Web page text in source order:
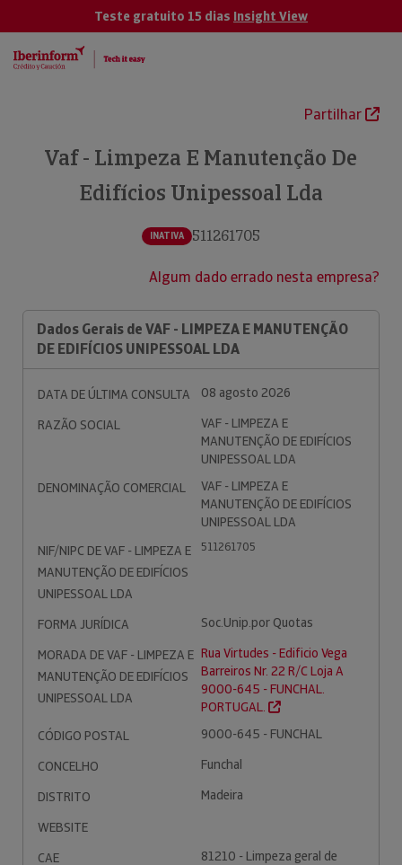
Teste gratuito 15 dias Insight View
Partilhar
Vaf - Limpeza E Manutenção De
Edifícios Unipessoal Lda
INATIVA 511261705
Algum dado errado nesta empresa?
Dados Gerais de VAF - LIMPEZA E MANUTENÇÃO
DE EDIFÍCIOS UNIPESSOAL LDA
DATA DE ÚLTIMA CONSULTA
08 agosto 2026
RAZÃO SOCIAL
VAF - LIMPEZA E
MANUTENÇÃO DE EDIFÍCIOS
UNIPESSOAL LDA
DENOMINAÇÃO COMERCIAL
VAF - LIMPEZA E
MANUTENÇÃO DE EDIFÍCIOS
UNIPESSOAL LDA
NIF/NIPC DE VAF - LIMPEZA E
MANUTENÇÃO DE EDIFÍCIOS
UNIPESSOAL LDA
511261705
FORMA JURÍDICA
Soc.Unip.por Quotas
MORADA DE VAF - LIMPEZA E
MANUTENÇÃO DE EDIFÍCIOS
UNIPESSOAL LDA
Rua Virtudes - Edificio Vega
Barreiros Nr. 22 R/C Loja A
9000-645 - FUNCHAL.
PORTUGAL.
CÓDIGO POSTAL
9000-645 - FUNCHAL
CONCELHO
Funchal
DISTRITO
Madeira
WEBSITE
CAE
81210 - Limpeza geral de